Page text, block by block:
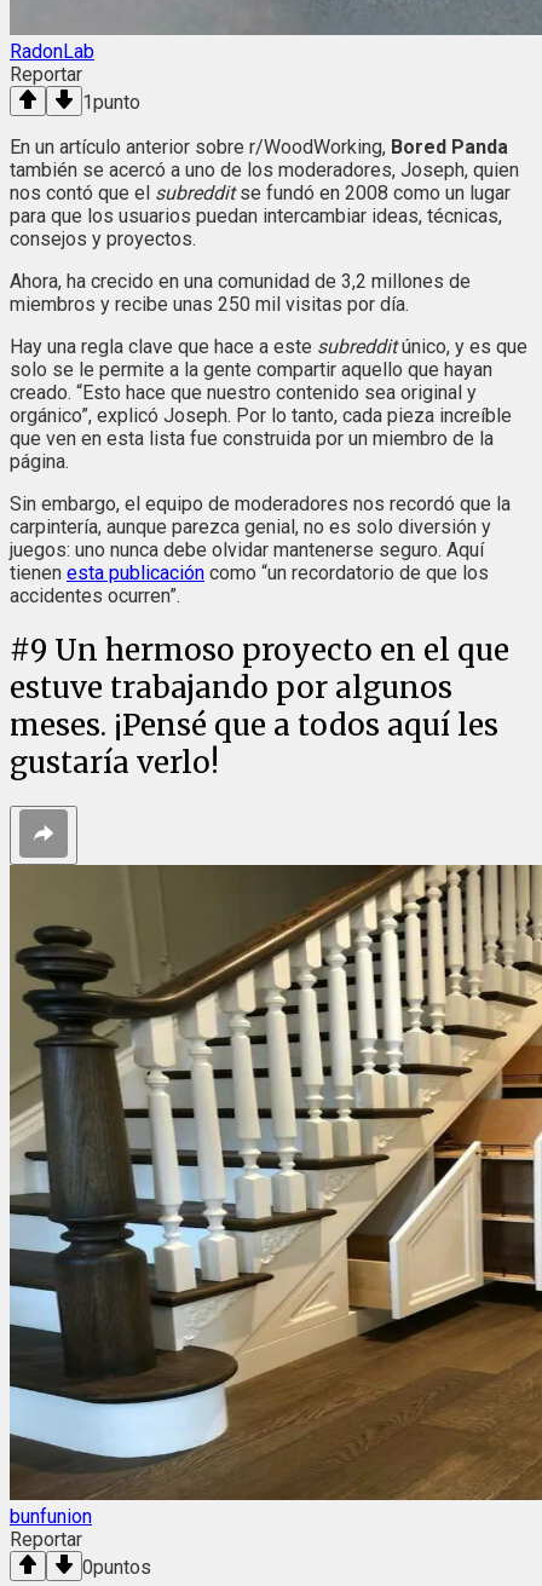
RadonLab
Reportar
1punto
En un artículo anterior sobre r/WoodWorking, Bored Panda
también se acercó a uno de los moderadores, Joseph, quien
nos contó que el subredditse fundó en 2008 como un lugar
para que los usuarios puedan intercambiar ideas, técnicas,
consejos y proyectos.
Ahora, ha crecido en una comunidad de 3,2 millones de
miembros y recibe unas 250 mil visitas por día.
Hay una regla clave que hace a este subredditúnico, y es que
solo se le permite a la gente compartir aquello que hayan
creado. “Esto hace que nuestro contenido sea original y
orgánico”, explicó Joseph. Por lo tanto, cada pieza increíble
que ven en esta lista fue construida por un miembro de la
página.
Sin embargo, el equipo de moderadores nos recordó que la
carpintería, aunque parezca genial, no es solo diversión y
juegos: uno nunca debe olvidar mantenerse seguro. Aquí
tienen esta publicación como “un recordatorio de que los
accidentes ocurren”.
#9 Un hermoso proyecto en el que
estuve trabajando por algunos
meses. ¡Pensé que a todos aquí les
gustaría verlo!
bunfunion
Reportar
0puntos